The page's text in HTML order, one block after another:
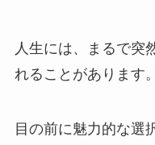
人生には、まるで突
れることがあります。
目の前に魅力的な選